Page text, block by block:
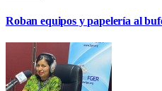
Roban equipos y papelería al